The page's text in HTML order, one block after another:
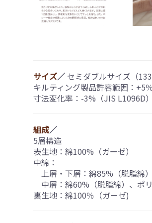
サイズ／ セミダブルサイズ（
キルティング製品許容範囲：+5
寸法変化率：-3%（JIS L1096D）
組成／
5層構造
表生地：綿100%（ガーゼ）
中綿：
上層・下層：綿85%（脱脂綿
中層：綿60%（脱脂綿）、ポ
裏生地：綿100％（ガーゼ)